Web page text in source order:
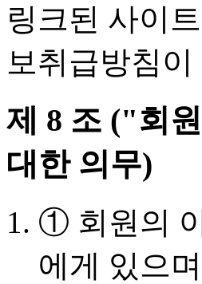
링크된 사이
보취급방침
제 8 조 ("회
대한 의무)
① 회원의
에게 있으